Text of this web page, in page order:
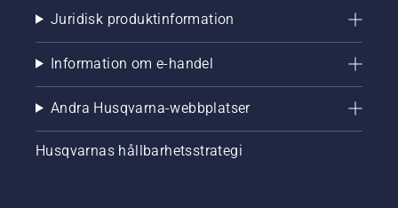
Juridisk produktinformation
Information om e-handel
Andra Husqvarna-webbplatser
Husqvarnas hållbarhetsstrategi